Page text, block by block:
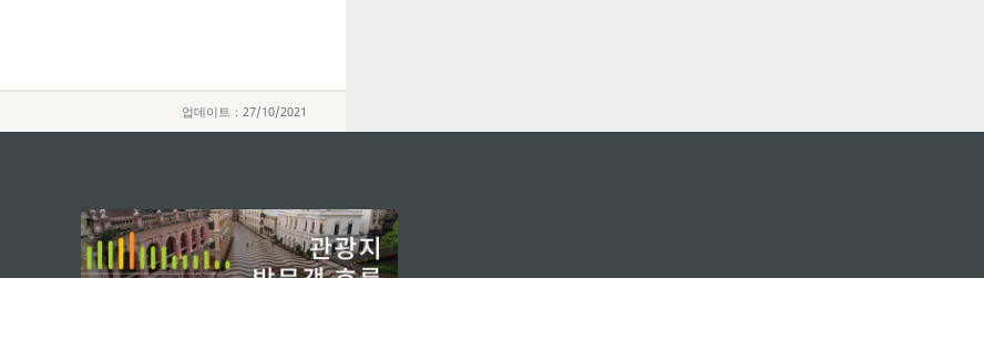
업데이트：27/10/2021